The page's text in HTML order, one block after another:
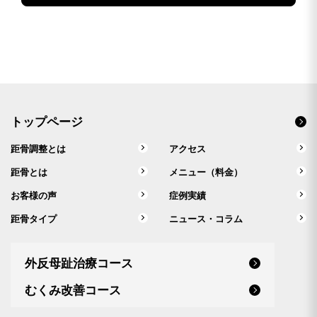
トップページ
距骨調整とは アクセス
距骨とは メニュー（料金）
お客様の声 症例実績
距骨タイプ ニュース・コラム
外反母趾治療コース
むくみ改善コース